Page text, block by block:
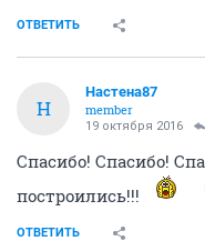
ОТВЕТИТЬ
Н
Настена87
member
19 октября 2016
Спасибо! Спасибо!
построились!!!
ОТВЕТИТЬ